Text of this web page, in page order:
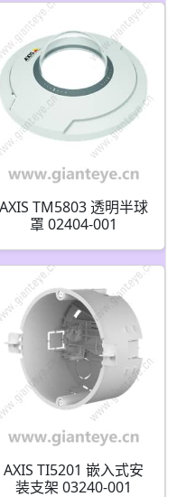
AXIS TM5803 透明半球
罩 02404-001
AXIS TI5201 嵌入式安
装支架 03240-001